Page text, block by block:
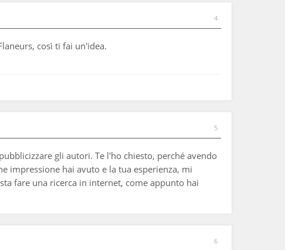
4
così ti fai un'idea.
5
gli autori. Te l'ho chiesto, perché avendo
impressione hai avuto e la tua esperienza, mi
fare una ricerca in internet, come appunto hai
6